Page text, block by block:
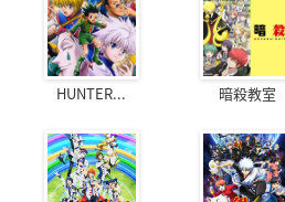
HUNTER... 暗殺教室